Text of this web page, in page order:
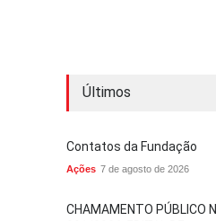
Últimos
Contatos da Fundação
Ações 7 de agosto de 2026
CHAMAMENTO PÚBLICO N.